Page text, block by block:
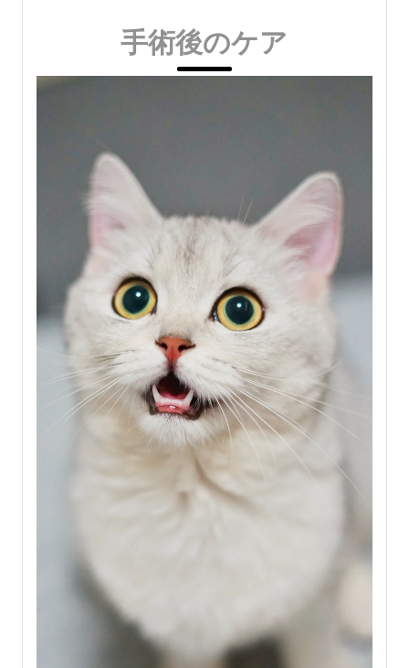
手術後のケア